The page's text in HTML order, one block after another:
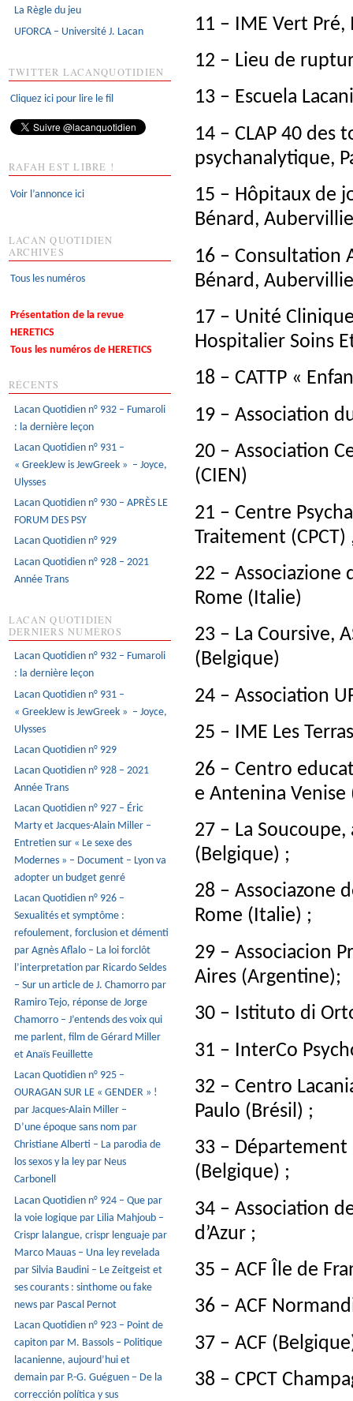
11 – IME Vert Pré,
12 – Lieu de
13 – Escuela
14 – CLAP 40 des
psychanalytique,
15 – Hôpitaux de
Bénard,
16 – Consultation
Bénard,
17 – Unité
Hospitalier Soins
18 – CATTP «
19 – Association
20 – Association
(CIEN)
21 – Centre
Traitement (CPCT)
22 – Associazione
Rome (Italie)
23 – La Coursive,
(Belgique)
24 – Association
25 – IME Les
26 – Centro
e Antenina Venise
27 – La
(Belgique) ;
28 – Associazone
Rome (Italie) ;
29 – Associacion
Aires (Argentine);
30 – Istituto di
31 – InterCo
32 – Centro
Paulo (Brésil) ;
33 – Département
(Belgique) ;
34 – Association
d’Azur ;
35 – ACF Île de
36 – ACF
37 – ACF
38 – CPCT
La Règle du jeu
UFORCA – Université J. Lacan
TWITTER LACANQUOTIDIEN
Cliquez ici pour lire le fil
RAFAH EST LIBRE !
Voir l’annonce ici
LACAN QUOTIDIEN
ARCHIVES
Tous les numéros
Présentation de la revue
HERETICS
Tous les numéros de HERETICS
RÉCENTS
Lacan Quotidien n° 932 – Fumaroli
: la dernière leçon
Lacan Quotidien n° 931 –
« GreekJew is JewGreek » – Joyce,
Ulysses
Lacan Quotidien n° 930 – APRÈS LE
FORUM DES PSY
Lacan Quotidien n° 929
Lacan Quotidien n° 928 – 2021
Année Trans
LACAN QUOTIDIEN
DERNIERS NUMÉROS
Lacan Quotidien n° 932 – Fumaroli
: la dernière leçon
Lacan Quotidien n° 931 –
« GreekJew is JewGreek » – Joyce,
Ulysses
Lacan Quotidien n° 929
Lacan Quotidien n° 928 – 2021
Année Trans
Lacan Quotidien n° 927 – Éric
Marty et Jacques-Alain Miller –
Entretien sur « Le sexe des
Modernes » – Document – Lyon va
adopter un budget genré
Lacan Quotidien n° 926 –
Sexualités et symptôme :
refoulement, forclusion et démenti
par Agnès Aflalo – La loi forclôt
l’interpretation par Ricardo Seldes
– Sur un article de J. Chamorro par
Ramiro Tejo, réponse de Jorge
Chamorro – J’entends des voix qui
me parlent, film de Gérard Miller
et Anaïs Feuillette
Lacan Quotidien n° 925 –
OURAGAN SUR LE « GENDER » !
par Jacques-Alain Miller –
D’une époque sans nom par
Christiane Alberti – La parodia de
los sexos y la ley par Neus
Carbonell
Lacan Quotidien n° 924 – Que par
la voie logique par Lilia Mahjoub –
Crispr lalangue, crispr lenguaje par
Marco Mauas – Una ley revelada
par Silvia Baudini – Le Zeitgeist et
ses courants : sinthome ou fake
news par Pascal Pernot
Lacan Quotidien n° 923 – Point de
capiton par M. Bassols – Politique
lacanienne, aujourd’hui et
demain par P.-G. Guéguen – De la
corrección política y sus